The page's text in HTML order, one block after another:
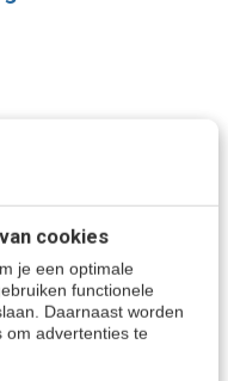
cookies
je een optimale
functionele
Daarnaast worden
om advertenties te